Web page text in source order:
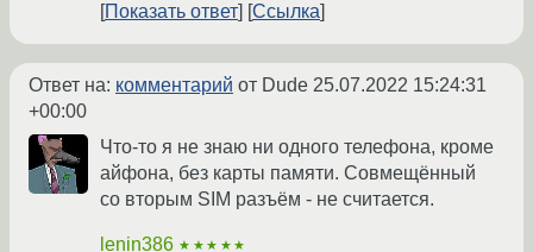
Показать ответ
Ссылка
Ответ на: комментарий от Dude 25.07.2022 15:24:31
+00:00
Что-то я не знаю ни одного телефона, кроме
айфона, без карты памяти. Совмещённый
со вторым SIM разъём - не считается.
lenin386 ★★★★★